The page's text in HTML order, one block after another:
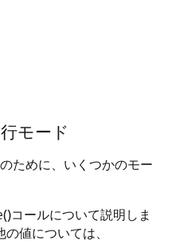
モード
ために、いくつかのモー
コールについて説明しま
値については、